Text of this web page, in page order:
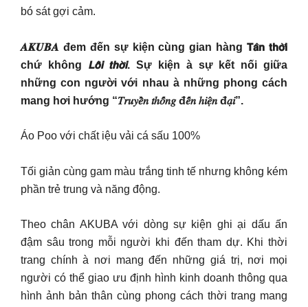
bó sát gợi cảm.
𝑨𝑲𝑼𝑩𝑨 đem đến sự kiện cùng gian hàng 𝗧𝗮̂𝗻 𝘁𝗵𝗼̛̀𝗶
chứ không 𝙇𝙤̂̃𝙞 𝙩𝙝𝙤̛̀𝙞. Sự kiện à sự kết nối giữa
những con người với nhau à những phong cách
mang hơi hướng “𝑇𝑟𝑢𝑦𝑒̂̀𝑛 𝑡ℎ𝑜̂́𝑛𝑔 đ𝑒̂́𝑛 ℎ𝑖𝑒̣̂𝑛 đ𝑎̣𝑖”.
Áo Poo với chất iệu vải cá sấu 100%
Tối giản cùng gam màu trắng tinh tế nhưng không kém
phần trẻ trung và năng động.
Theo chân AKUBA với dòng sự kiện ghi ại dấu ấn
đậm sâu trong mỗi người khi đến tham dự. Khi thời
trang chính à nơi mang đến những giá trị, nơi mọi
người có thể giao ưu định hình kinh doanh thông qua
hình ảnh bản thân cùng phong cách thời trang mang